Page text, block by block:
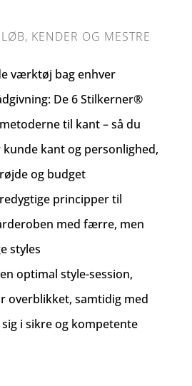
KENDER OG MESTRE
værktøj bag enhver
De 6 Stilkerner®
til kant – så du
kunde kant og personlighed,
og budget
principper til
med færre, men
styles
optimal style-session,
overblikket, samtidig med
i sikre og kompetente